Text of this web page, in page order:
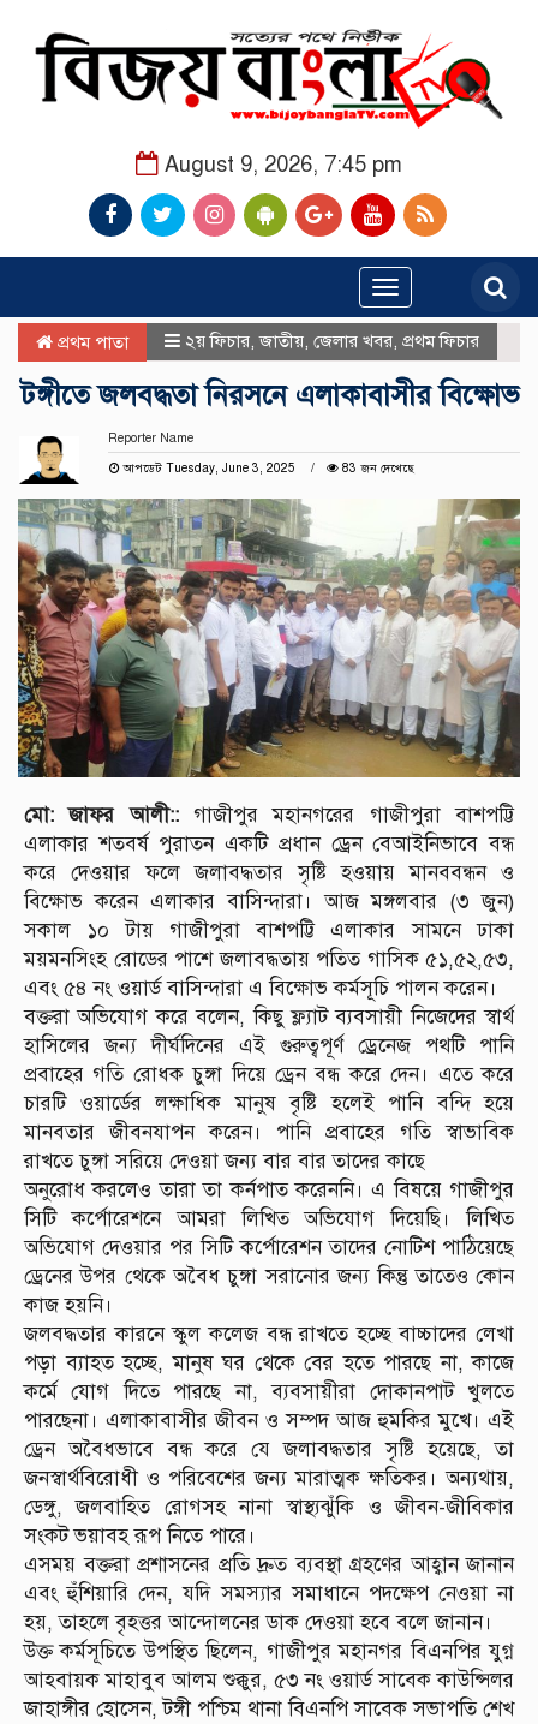
August 9, 2026, 7:45 pm
Toggle
navigation
প্রথম পাতা ২য় ফিচার ,জাতীয় জেলার খবর প্রথম ফিচার
টঙ্গীতে জলবদ্ধতা নিরসনে এলাকাবাসীর বিক্ষোভ
Reporter Name
আপডেট Tuesday, June 3, 2025
83 জন দেখেছে
মো: জাফর আলী::গাজীপুর মহানগরের গাজীপুরা বাশপট্টি
এলাকার শতবর্ষ পুরাতন একটি প্রধান ড্রেন বেআইনিভাবে বন্ধ
করে দেওয়ার ফলে জলাবদ্ধতার সৃষ্টি হওয়ায় মানববন্ধন ও
বিক্ষোভ করেন এলাকার বাসিন্দারা। আজ মঙ্গলবার (৩ জুন)
সকাল ১০ টায় গাজীপুরা বাশপট্টি এলাকার সামনে ঢাকা
ময়মনসিংহ রোডের পাশে জলাবদ্ধতায় পতিত গাসিক ৫১,৫২,৫৩,
এবং ৫৪ নং ওয়ার্ড বাসিন্দারা এ বিক্ষোভ কর্মসূচি পালন করেন।
বক্তরা অভিযোগ করে বলেন, কিছু ফ্ল্যাট ব্যবসায়ী নিজেদের স্বার্থ
হাসিলের জন্য দীর্ঘদিনের এই গুরুত্বপূর্ণ ড্রেনেজ পথটি পানি
প্রবাহের গতি রোধক চুঙ্গা দিয়ে ড্রেন বন্ধ করে দেন। এতে করে
চারটি ওয়ার্ডের লক্ষাধিক মানুষ বৃষ্টি হলেই পানি বন্দি হয়ে
মানবতার জীবনযাপন করেন। পানি প্রবাহের গতি স্বাভাবিক
রাখতে চুঙ্গা সরিয়ে দেওয়া জন্য বার বার তাদের কাছে
অনুরোধ করলেও তারা তা কর্নপাত করেননি। এ বিষয়ে গাজীপুর
সিটি কর্পোরেশনে আমরা লিখিত অভিযোগ দিয়েছি। লিখিত
অভিযোগ দেওয়ার পর সিটি কর্পোরেশন তাদের নোটিশ পাঠিয়েছে
ড্রেনের উপর থেকে অবৈধ চুঙ্গা সরানোর জন্য কিন্তু তাতেও কোন
কাজ হয়নি।
জলবদ্ধতার কারনে স্কুল কলেজ বন্ধ রাখতে হচ্ছে বাচ্চাদের লেখা
পড়া ব্যাহত হচ্ছে, মানুষ ঘর থেকে বের হতে পারছে না, কাজে
কর্মে যোগ দিতে পারছে না, ব্যবসায়ীরা দোকানপাট খুলতে
পারছেনা। এলাকাবাসীর জীবন ও সম্পদ আজ হুমকির মুখে। এই
ড্রেন অবৈধভাবে বন্ধ করে যে জলাবদ্ধতার সৃষ্টি হয়েছে, তা
জনস্বার্থবিরোধী ও পরিবেশের জন্য মারাত্মক ক্ষতিকর। অন্যথায়,
ডেঙ্গু, জলবাহিত রোগসহ নানা স্বাস্থ্যঝুঁকি ও জীবন-জীবিকার
সংকট ভয়াবহ রূপ নিতে পারে।
এসময় বক্তরা প্রশাসনের প্রতি দ্রুত ব্যবস্থা গ্রহণের আহ্বান জানান
এবং হুঁশিয়ারি দেন, যদি সমস্যার সমাধানে পদক্ষেপ নেওয়া না
হয়, তাহলে বৃহত্তর আন্দোলনের ডাক দেওয়া হবে বলে জানান।
উক্ত কর্মসূচিতে উপস্থিত ছিলেন, গাজীপুর মহানগর বিএনপির যুগ্ন
আহবায়ক মাহাবুব আলম শুক্কুর, ৫৩ নং ওয়ার্ড সাবেক কাউন্সিলর
জাহাঙ্গীর হোসেন, টঙ্গী পশ্চিম থানা বিএনপি সাবেক সভাপতি শেখ